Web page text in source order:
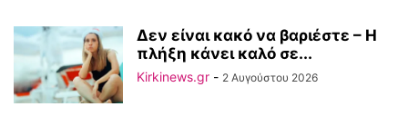
Δεν είναι κακό να βαριέστε – Η
πλήξη κάνει καλό σε...
Kirkinews.gr - 2 Αυγούστου 2026